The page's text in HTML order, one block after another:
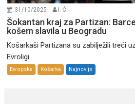
31/10/2025 I. Ć.
Šokantan kraj za Partizan:
košem slavila u Beogradu
Košarkaši Partizana su zabilježili treći
Evroligi....
Evropska Košarka Najnovije